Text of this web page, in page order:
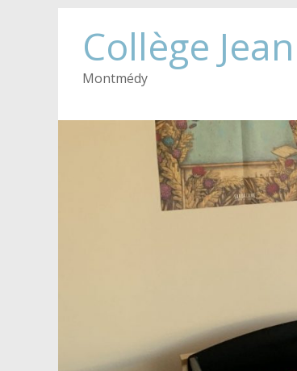
Collège
Montmédy